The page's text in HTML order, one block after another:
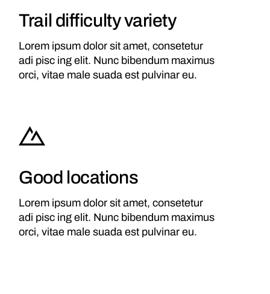
Trail difficulty variety
Lorem ipsum dolor sit amet, consetetur
adi pisc ing elit. Nunc bibendum maximus
orci, vitae male suada est pulvinar eu.
Good locations
Lorem ipsum dolor sit amet, consetetur
adi pisc ing elit. Nunc bibendum maximus
orci, vitae male suada est pulvinar eu.